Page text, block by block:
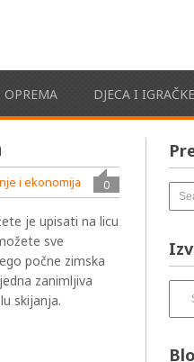
OPREMA DJECA I IGRAČKE
0
i ekonomija
je upisati na licu
sve
počne zimska
zanimljiva
skijanja.